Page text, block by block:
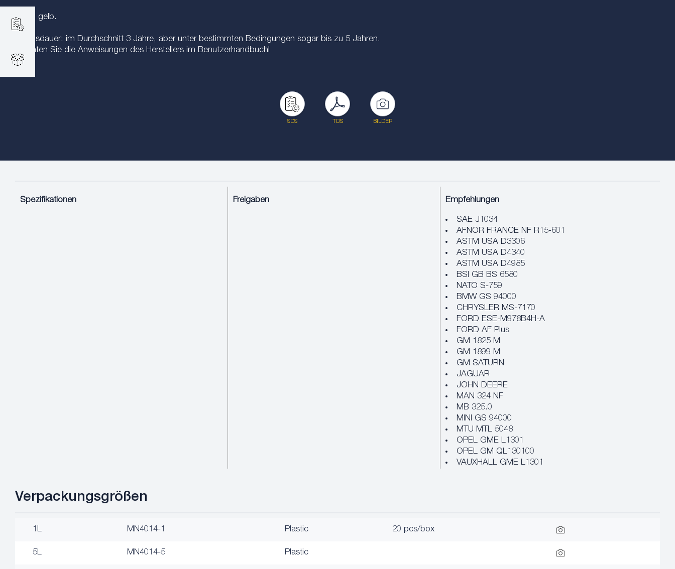
Farbe: gelb.
Lebensdauer: im Durchschnitt 3 Jahre, aber unter bestimmten Bedingungen sogar bis zu 5 Jahren.
Beachten Sie die Anweisungen des Herstellers im Benutzerhandbuch!
SDS TDS BILDER
Spezifikationen Freigaben Empfehlungen
SAE J1034
AFNOR FRANCE NF R15-601
ASTM USA D3306
ASTM USA D4340
ASTM USA D4985
BSI GB BS 6580
NATO S-759
BMW GS 94000
CHRYSLER MS-7170
FORD ESE-M978B4H-A
FORD AF Plus
GM 1825 M
GM 1899 M
GM SATURN
JAGUAR
JOHN DEERE
MAN 324 NF
MB 325.0
MINI GS 94000
MTU MTL 5048
OPEL GME L1301
OPEL GM QL130100
VAUXHALL GME L1301
Verpackungsgrößen
1L MN4014-1 Plastic 20 pcs/box
5L MN4014-5 Plastic